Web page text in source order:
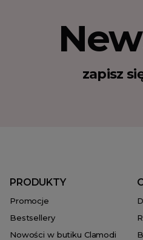
zapisz
PRODUKTY
Promocje
Bestsellery
Nowości w butiku Clamodi